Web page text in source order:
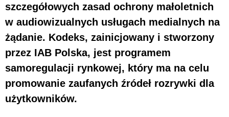
szczegółowych zasad ochrony małoletnich
w audiowizualnych usługach medialnych na
żądanie. Kodeks, zainicjowany i stworzony
przez IAB Polska, jest programem
samoregulacji rynkowej, który ma na celu
promowanie zaufanych źródeł rozrywki dla
użytkowników.